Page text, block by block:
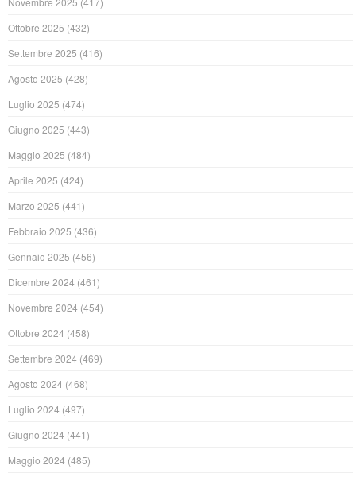
Ottobre 2025 (432)
Settembre 2025 (416)
Agosto 2025 (428)
Luglio 2025 (474)
Giugno 2025 (443)
Maggio 2025 (484)
Aprile 2025 (424)
Marzo 2025 (441)
Febbraio 2025 (436)
Gennaio 2025 (456)
Dicembre 2024 (461)
Novembre 2024 (454)
Ottobre 2024 (458)
Settembre 2024 (469)
Agosto 2024 (468)
Luglio 2024 (497)
Giugno 2024 (441)
Maggio 2024 (485)